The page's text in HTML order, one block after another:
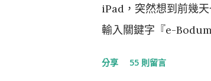
iPad，突然想到前幾
輸入關鍵字『e-
分享 55 則留言